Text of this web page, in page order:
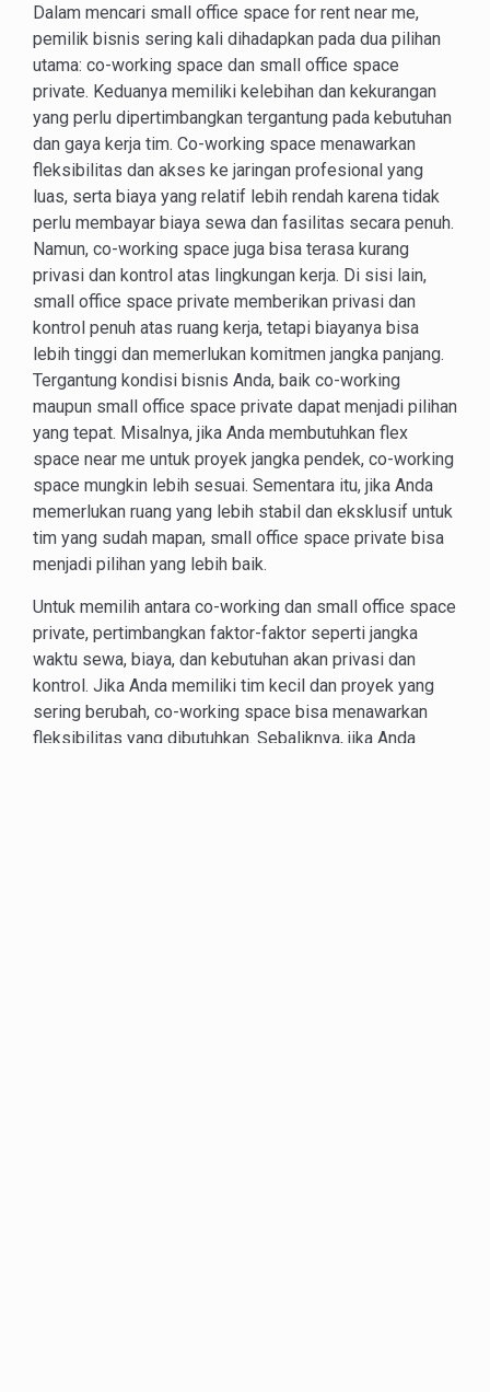
Dalam mencari small office space for rent near me,
pemilik bisnis sering kali dihadapkan pada dua pilihan
utama: co-working space dan small office space
private. Keduanya memiliki kelebihan dan kekurangan
yang perlu dipertimbangkan tergantung pada kebutuhan
dan gaya kerja tim. Co-working space menawarkan
fleksibilitas dan akses ke jaringan profesional yang
luas, serta biaya yang relatif lebih rendah karena tidak
perlu membayar biaya sewa dan fasilitas secara penuh.
Namun, co-working space juga bisa terasa kurang
privasi dan kontrol atas lingkungan kerja. Di sisi lain,
small office space private memberikan privasi dan
kontrol penuh atas ruang kerja, tetapi biayanya bisa
lebih tinggi dan memerlukan komitmen jangka panjang.
Tergantung kondisi bisnis Anda, baik co-working
maupun small office space private dapat menjadi pilihan
yang tepat. Misalnya, jika Anda membutuhkan flex
space near me untuk proyek jangka pendek, co-working
space mungkin lebih sesuai. Sementara itu, jika Anda
memerlukan ruang yang lebih stabil dan eksklusif untuk
tim yang sudah mapan, small office space private bisa
menjadi pilihan yang lebih baik.
Untuk memilih antara co-working dan small office space
private, pertimbangkan faktor-faktor seperti jangka
waktu sewa, biaya, dan kebutuhan akan privasi dan
kontrol. Jika Anda memiliki tim kecil dan proyek yang
sering berubah, co-working space bisa menawarkan
fleksibilitas yang dibutuhkan. Sebaliknya, jika Anda